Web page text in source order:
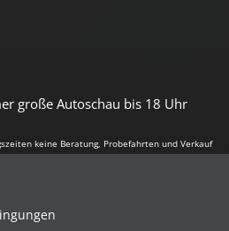
große Autoschau bis 18 Uhr
keine Beratung, Probefahrten und Verkauf